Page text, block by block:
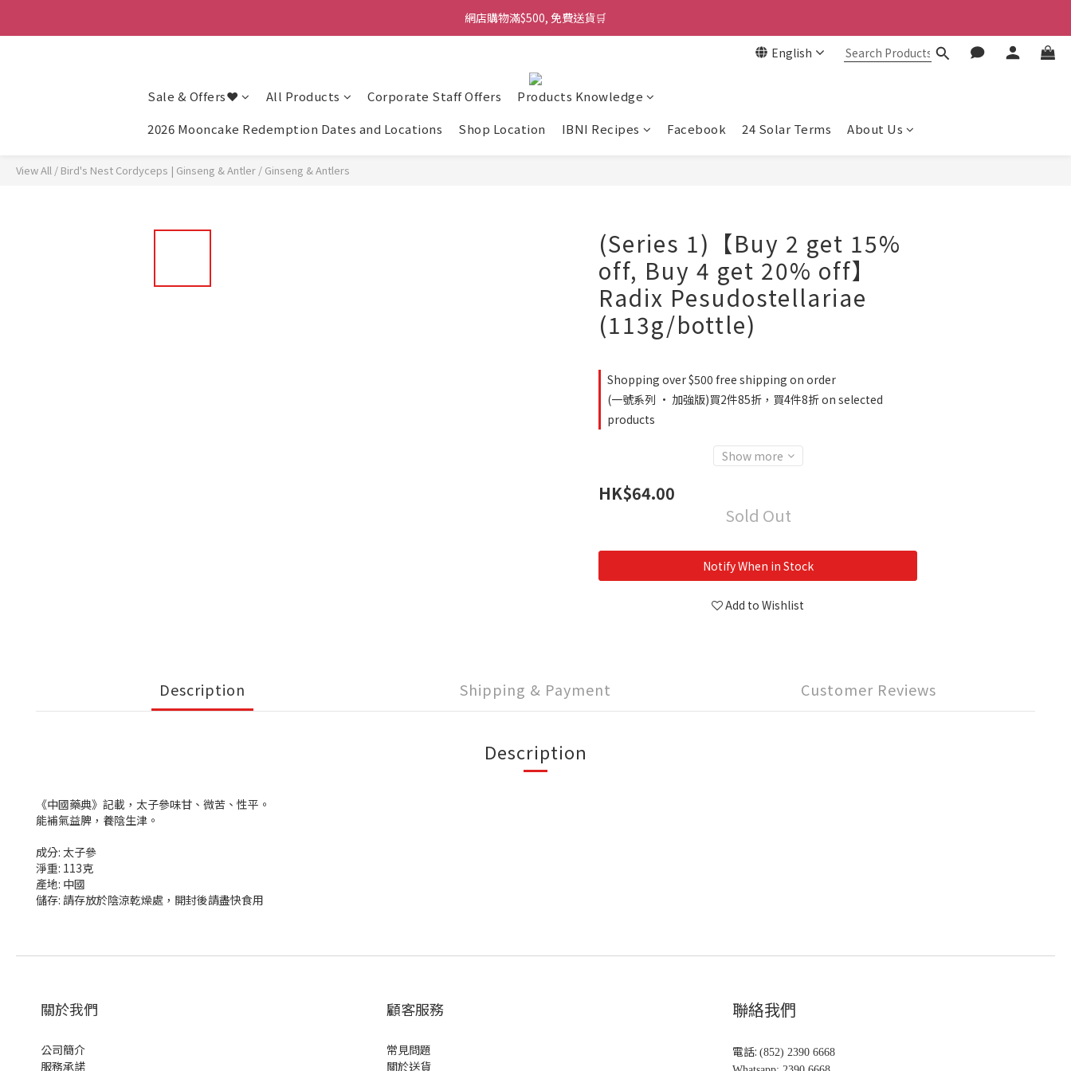
網店購物滿$500, 免費送貨🛒
English
Sale & Offers❤ All Products Corporate Staff Offers
Products Knowledge
2026 Mooncake Redemption Dates and Locations
Shop Location IBNI Recipes Facebook 24 Solar Terms About Us
View All / Bird's Nest Cordyceps | Ginseng & Antler / Ginseng & Antlers
(Series 1)【Buy 2 get 15%
off, Buy 4 get 20% off】
Radix Pesudostellariae
(113g/bottle)
Shopping over $500 free shipping on order
(一號系列 · 加強版)買2件85折，買4件8折 on selected
products
Show more
HK$64.00
Sold Out
Notify When in Stock
Add to Wishlist
Description Shipping & Payment Customer Reviews
Description
《中國藥典》記載，太子參味甘、微苦、性平。
能補氣益脾，養陰生津。
成分: 太子參
淨重: 113克
產地: 中國
儲存: 請存放於陰涼乾燥處，開封後請盡快食用
關於我們
公司簡介
服務承諾
顧客服務
常見問題
關於送貨
聯絡我們
電話: (852) 2390 6668